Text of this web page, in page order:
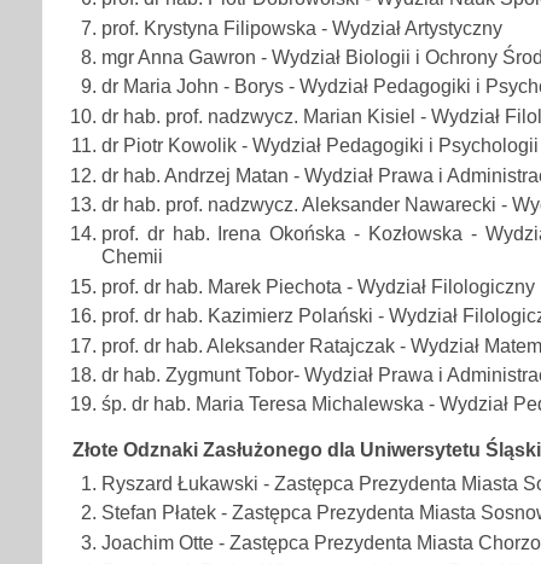
prof. Krystyna Filipowska - Wydział Artystyczny
mgr Anna Gawron - Wydział Biologii i Ochrony
dr Maria John - Borys - Wydział Pedagogiki i
dr hab. prof. nadzwycz. Marian Kisiel - Wydział
dr Piotr Kowolik - Wydział Pedagogiki i Psychologii
dr hab. Andrzej Matan - Wydział Prawa i
dr hab. prof. nadzwycz. Aleksander Nawarecki -
prof. dr hab. Irena Okońska - Kozłowska -
Chemii
prof. dr hab. Marek Piechota - Wydział Filologiczny
prof. dr hab. Kazimierz Polański - Wydział
prof. dr hab. Aleksander Ratajczak - Wydział
dr hab. Zygmunt Tobor- Wydział Prawa i
śp. dr hab. Maria Teresa Michalewska - Wydział
Złote Odznaki Zasłużonego dla Uniwersytetu
Ryszard Łukawski - Zastępca Prezydenta Miasta
Stefan Płatek - Zastępca Prezydenta Miasta
Joachim Otte - Zastępca Prezydenta Miasta